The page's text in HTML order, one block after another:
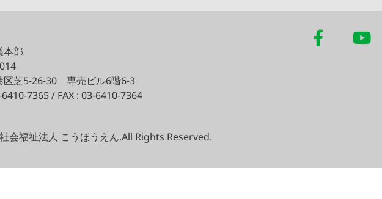
本部
区芝5-26-30 専売ビル6階6-3
6410-7365 / FAX : 03-6410-7364
会福祉法人 こうほうえん.All Rights Reserved.